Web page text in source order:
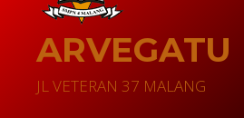
ARVEGATU
JL VETERAN 37 MALANG